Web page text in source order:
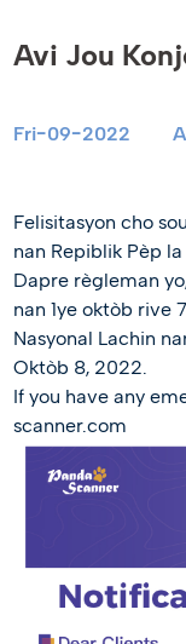
Avi Jou
Fri-09-2022
Felisitasyon cho
nan Repiblik Pèp
Dapre règleman
nan 1ye oktòb rive
Nasyonal Lachin
Oktòb 8, 2022.
If you have any
scanner.com